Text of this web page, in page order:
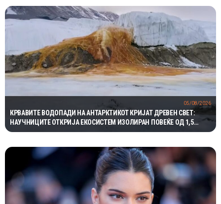
КРВАВИТЕ ВОДОПАДИ НА АНТАРКТИКОТ КРИЈАТ ДРЕВЕН СВЕТ:
НАУЧНИЦИТЕ ОТКРИЈА ЕКОСИСТЕМ ИЗОЛИРАН ПОВЕЌЕ ОД 1,5
МИЛИОНИ ГОДИНИ
05/08/2026